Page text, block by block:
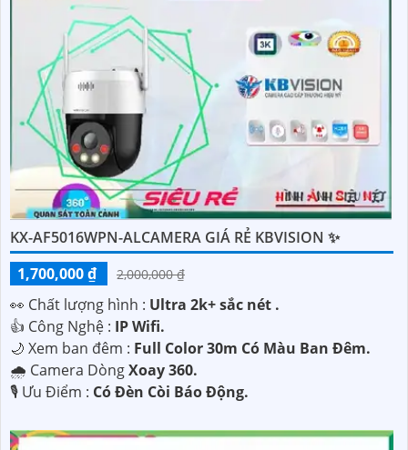
KX-AF5016WPN-ALCAMERA GIÁ RẺ KBVISION ✨
1,700,000 ₫
2,000,000 ₫
️👀 Chất lượng hình : Ultra 2k+ sắc nét .
👍 Công Nghệ : IP Wifi.
🌙 Xem ban đêm : Full Color 30m Có Màu Ban Đêm.
🌧️ Camera DòngXoay 360.
️🎙 Ưu Điểm : Có Đèn Còi Báo Động.